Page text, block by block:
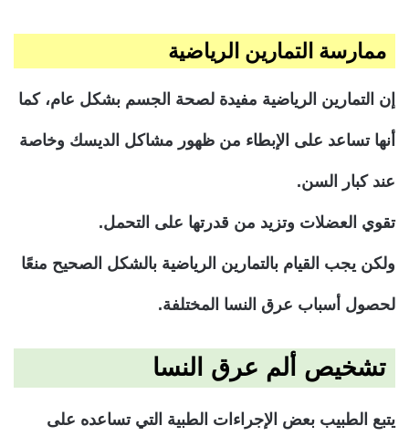
ممارسة التمارين الرياضية
إن التمارين الرياضية مفيدة لصحة الجسم بشكل عام، كما
أنها تساعد على الإبطاء من ظهور مشاكل الديسك وخاصة
عند كبار السن.
تقوي العضلات وتزيد من قدرتها على التحمل.
ولكن يجب القيام بالتمارين الرياضية بالشكل الصحيح منعًا
لحصول أسباب عرق النسا المختلفة.
تشخيص ألم عرق النسا
يتبع الطبيب بعض الإجراءات الطبية التي تساعده على